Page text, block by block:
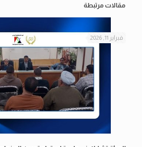
مقالات مرتبطة
فبراير 11, 2026